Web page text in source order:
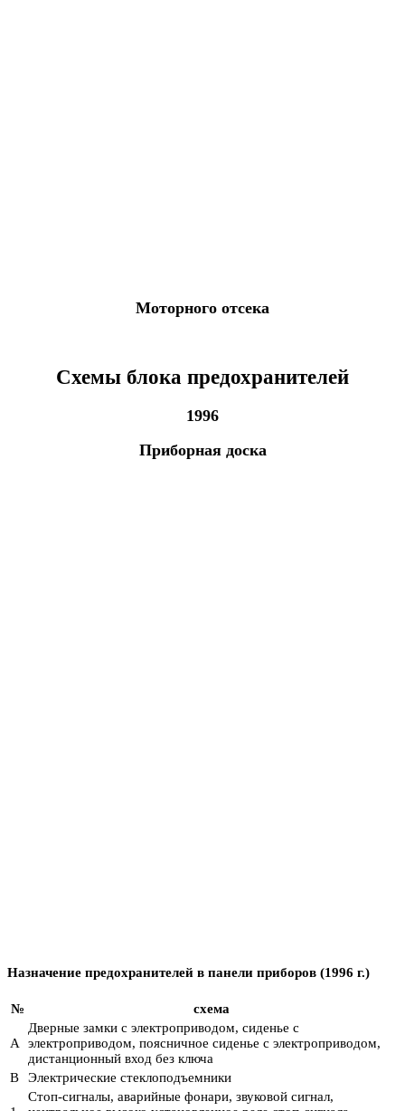
Моторного отсека
Схемы блока предохранителей
1996
Приборная доска
Назначение предохранителей в панели приборов (1996 г.)
№ схема
A
Дверные замки с электроприводом, сиденье с
электроприводом, поясничное сиденье с электроприводом,
дистанционный вход без ключа
В
Электрические стеклоподъемники
Стоп-сигналы, аварийные фонари, звуковой сигнал,